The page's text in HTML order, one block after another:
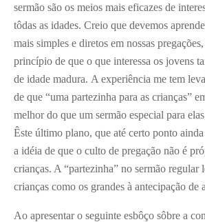
sermão são os meios mais eficazes de
tôdas as idades. Creio que devemos
mais simples e diretos em nossas
princípio de que o que interessa os jovens
de idade madura. A experiência me tem
de que “uma partezinha para as crianças”
melhor do que um sermão especial para
Êste último plano, que até certo ponto ainda
a idéia de que o culto de pregação não é
crianças. A “partezinha” no sermão regular
crianças como os grandes à antecipação de
Ao apresentar o seguinte esbôço sôbre a